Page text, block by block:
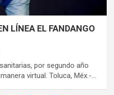
LÍNEA EL FANDANGO
por segundo año
virtual. Toluca, Méx.-…